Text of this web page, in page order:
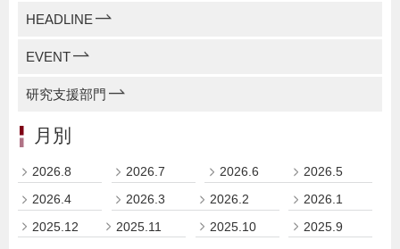
HEADLINE
EVENT
研究支援部門
月別
2026.8 2026.7 2026.6
2026.5
2026.4
2026.3 2026.2
2026.1
2025.12
2025.11 2025.10
2025.9